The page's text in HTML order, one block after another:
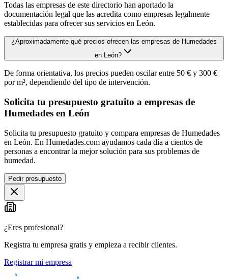
Todas las empresas de este directorio han aportado la
documentación legal que las acredita como empresas legalmente
establecidas para ofrecer sus servicios en León.
¿Aproximadamente qué precios ofrecen las empresas de Humedades
en León?
De forma orientativa, los precios pueden oscilar entre 50 € y 300 €
por m², dependiendo del tipo de intervención.
Solicita tu presupuesto gratuito a empresas de
Humedades en León
Solicita tu presupuesto gratuito y compara empresas de Humedades
en León. En Humedades.com ayudamos cada día a cientos de
personas a encontrar la mejor solución para sus problemas de
humedad.
Pedir presupuesto
¿Eres profesional?
Registra tu empresa gratis y empieza a recibir clientes.
Registrar mi empresa